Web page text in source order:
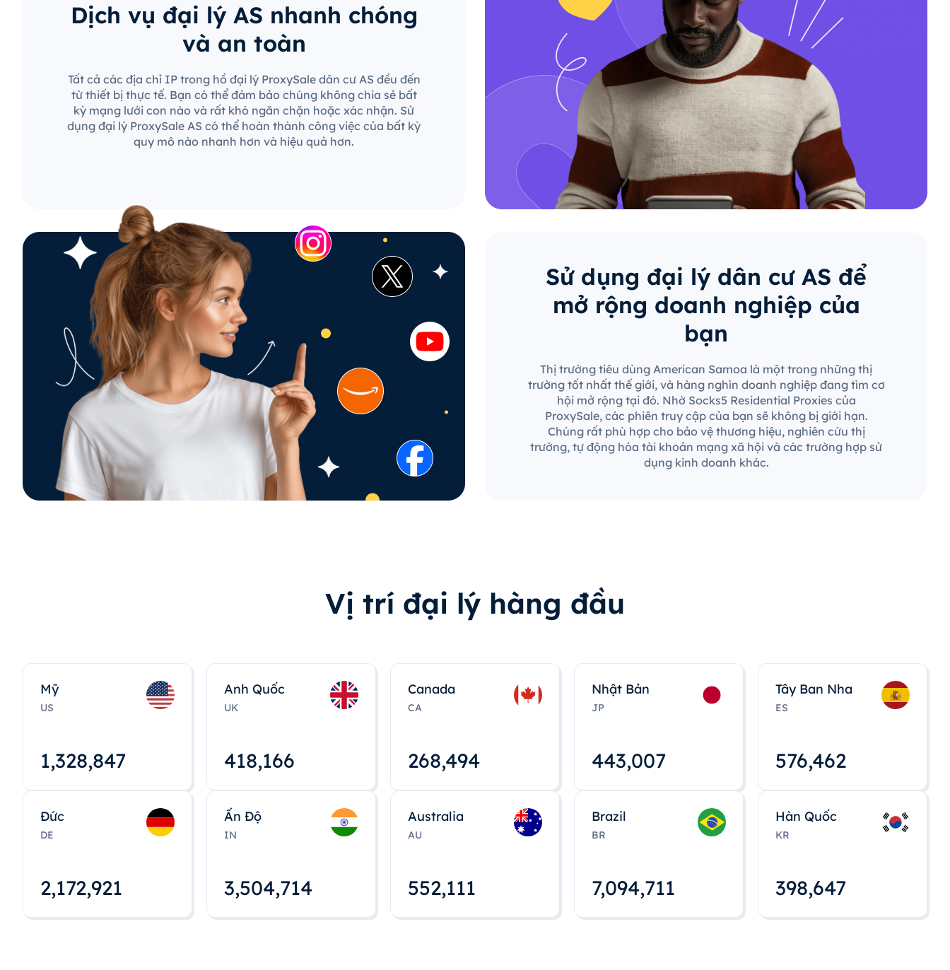
Dịch vụ đại lý AS nhanh chóng
và an toàn
Tất cả các địa chỉ IP trong hồ đại lý ProxySale dân cư AS đều đến
từ thiết bị thực tế. Bạn có thể đảm bảo chúng không chia sẻ bất
kỳ mạng lưới con nào và rất khó ngăn chặn hoặc xác nhận. Sử
dụng đại lý ProxySale AS có thể hoàn thành công việc của bất kỳ
quy mô nào nhanh hơn và hiệu quả hơn.
Sử dụng đại lý dân cư AS để
mở rộng doanh nghiệp của
bạn
Thị trường tiêu dùng American Samoa là một trong những thị
trường tốt nhất thế giới, và hàng nghìn doanh nghiệp đang tìm cơ
hội mở rộng tại đó. Nhờ Socks5 Residential Proxies của
ProxySale, các phiên truy cập của bạn sẽ không bị giới hạn.
Chúng rất phù hợp cho bảo vệ thương hiệu, nghiên cứu thị
trường, tự động hóa tài khoản mạng xã hội và các trường hợp sử
dụng kinh doanh khác.
Vị trí đại lý hàng đầu
Mỹ
US
1,328,848
Anh Quốc
UK
418,167
Canada
CA
268,495
Nhật Bản
JP
443,008
Tây Ban Nha
ES
576,463
Đức
DE
2,172,922
Ấn Độ
IN
3,504,715
Australia
AU
552,112
Brazil
BR
7,094,712
Hàn Quốc
KR
398,648